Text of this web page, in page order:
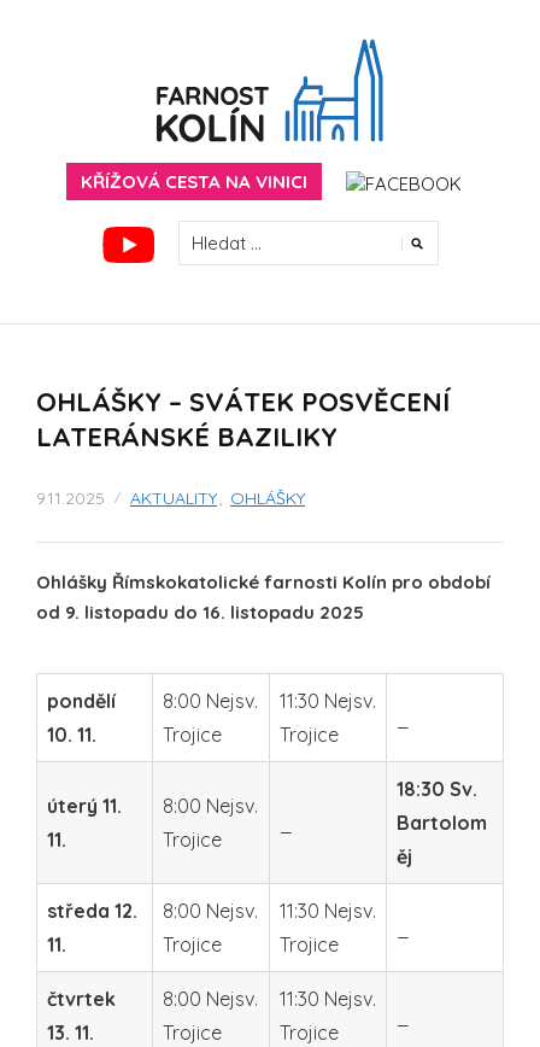
FARNOST KOLÍN
KŘÍŽOVÁ CESTA NA VINICI
VYHLEDÁVÁNÍ
OHLÁŠKY – SVÁTEK POSVĚCENÍ
LATERÁNSKÉ BAZILIKY
9.11.2025 AKTUALITY, OHLÁŠKY
Ohlášky Římskokatolické farnosti Kolín pro období
od 9. listopadu do 16. listopadu 2025
pondělí
10. 11.
8:00 Nejsv.
Trojice
11:30 Nejsv.
Trojice
úterý 11.
11.
8:00 Nejsv.
Trojice
18:30 Sv.
Bartolom
ěj
středa 12.
11.
8:00 Nejsv.
Trojice
11:30 Nejsv.
Trojice
čtvrtek
13. 11.
8:00 Nejsv.
Trojice
11:30 Nejsv.
Trojice